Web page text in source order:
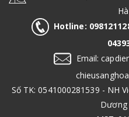
Hotline:
Email:
​Số TK: 0541000281539​ - NH
Dương